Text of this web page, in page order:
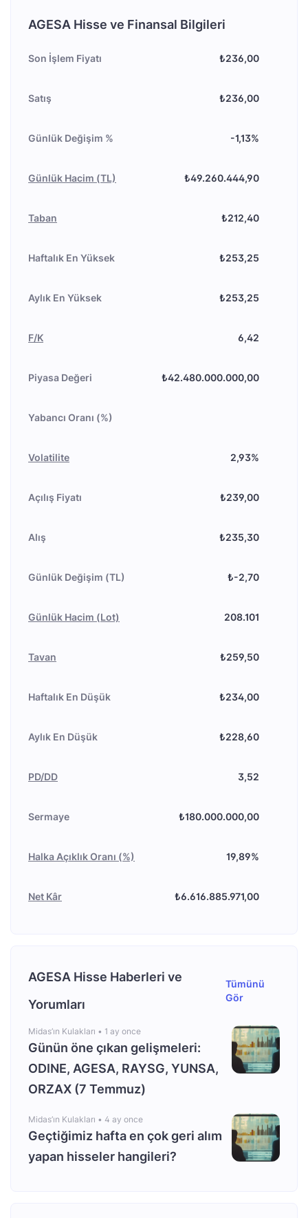
AGESA Hisse ve Finansal Bilgileri
Son İşlem Fiyatı ₺236,00
Satış ₺236,00
Günlük Değişim % -1,13%
Günlük Hacim (TL) ₺49.260.444,90
Taban ₺212,40
Haftalık En Yüksek ₺253,25
Aylık En Yüksek ₺253,25
F/K 6,42
Piyasa Değeri ₺42.480.000.000,00
Yabancı Oranı (%)
Volatilite 2,93%
Açılış Fiyatı ₺239,00
Alış ₺235,30
Günlük Değişim (TL) ₺-2,70
Günlük Hacim (Lot) 208.101
Tavan ₺259,50
Haftalık En Düşük ₺234,00
Aylık En Düşük ₺228,60
PD/DD 3,52
Sermaye ₺180.000.000,00
Halka Açıklık Oranı (%) 19,89%
Net Kâr ₺6.616.885.971,00
AGESA Hisse Haberleri ve
Yorumları
Tümünü
Gör
Midas’ın Kulakları • 1 ay once
Günün öne çıkan gelişmeleri:
ODINE, AGESA, RAYSG, YUNSA,
ORZAX (7 Temmuz)
Midas’ın Kulakları • 4 ay once
Geçtiğimiz hafta en çok geri alım
yapan hisseler hangileri?